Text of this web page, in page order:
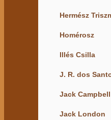
Hermész
Homérosz
Illés Csilla
J. R. dos
Jack Campbell
Jack London